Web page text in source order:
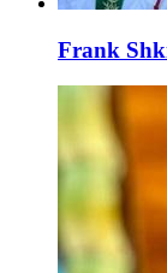
Frank